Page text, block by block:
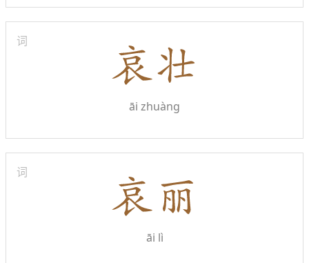
词
āi zhuàng
词
āi lì